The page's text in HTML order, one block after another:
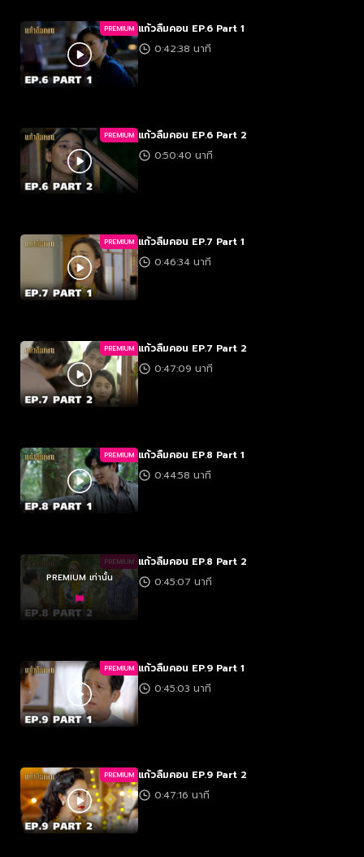
PREMIUM แก้วลืมคอน EP.6 Part 1
0:42:38 นาที
PREMIUM แก้วลืมคอน EP.6 Part 2
0:50:40 นาที
PREMIUM แก้วลืมคอน EP.7 Part 1
0:46:34 นาที
PREMIUM แก้วลืมคอน EP.7 Part 2
0:47:09 นาที
PREMIUM แก้วลืมคอน EP.8 Part 1
0:44:58 นาที
PREMIUM
PREMIUM เท่านั้น
แก้วลืมคอน EP.8 Part 2
0:45:07 นาที
PREMIUM แก้วลืมคอน EP.9 Part 1
0:45:03 นาที
PREMIUM แก้วลืมคอน EP.9 Part 2
0:47:16 นาที